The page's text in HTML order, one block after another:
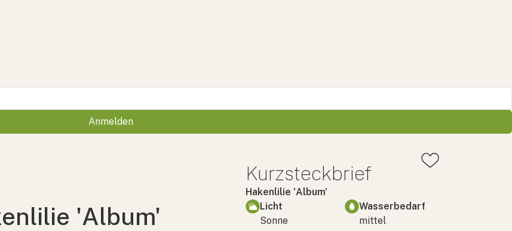
Anmelden
'Album'
Kurzsteckbrief
Hakenlilie 'Album'
Licht
Sonne
Wasserbedarf
mittel